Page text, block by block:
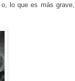
lo que es más grave,